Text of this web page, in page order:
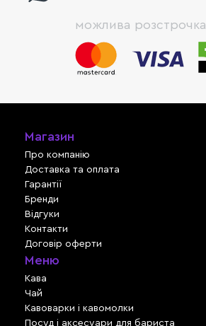
можлива розстрочка
Магазин
Про компанію
Доставка та оплата
Гарантії
Бренди
Відгуки
Контакти
Договір оферти
Меню
Кава
Чай
Кавоварки і кавомолки
Посуд і аксесуари для бариста